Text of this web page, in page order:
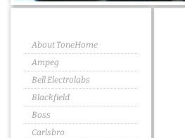
About ToneHome
Ampeg
Bell Electrolabs
Blackfield
Boss
Carlsbro